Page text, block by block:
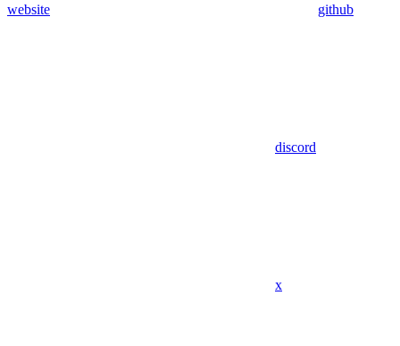
website github
discord
x